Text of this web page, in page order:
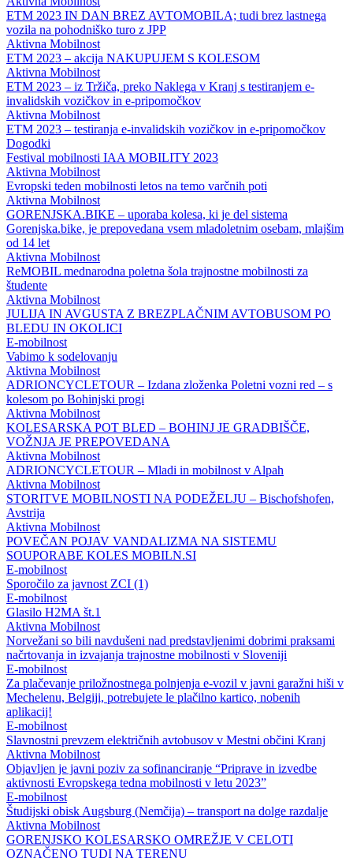
ETM 2023 IN DAN BREZ AVTOMOBILA; tudi brez lastnega
vozila na pohodniško turo z JPP
Aktivna Mobilnost
ETM 2023 – akcija NAKUPUJEM S KOLESOM
Aktivna Mobilnost
ETM 2023 – iz Tržiča, preko Naklega v Kranj s testiranjem e-
invalidskih vozičkov in e-pripomočkov
Aktivna Mobilnost
ETM 2023 – testiranja e-invalidskih vozičkov in e-pripomočkov
Dogodki
Festival mobilnosti IAA MOBILITY 2023
Aktivna Mobilnost
Evropski teden mobilnosti letos na temo varčnih poti
Aktivna Mobilnost
GORENJSKA.BIKE – uporaba kolesa, ki je del sistema
Gorenjska.bike, je prepovedana vsem mladoletnim osebam, mlajšim
od 14 let
Aktivna Mobilnost
ReMOBIL mednarodna poletna šola trajnostne mobilnosti za
študente
Aktivna Mobilnost
JULIJA IN AVGUSTA Z BREZPLAČNIM AVTOBUSOM PO
BLEDU IN OKOLICI
E-mobilnost
Vabimo k sodelovanju
Aktivna Mobilnost
ADRIONCYCLETOUR – Izdana zloženka Poletni vozni red – s
kolesom po Bohinjski progi
Aktivna Mobilnost
KOLESARSKA POT BLED – BOHINJ JE GRADBIŠČE,
VOŽNJA JE PREPOVEDANA
Aktivna Mobilnost
ADRIONCYCLETOUR – Mladi in mobilnost v Alpah
Aktivna Mobilnost
STORITVE MOBILNOSTI NA PODEŽELJU – Bischofshofen,
Avstrija
Aktivna Mobilnost
POVEČAN POJAV VANDALIZMA NA SISTEMU
SOUPORABE KOLES MOBILN.SI
E-mobilnost
Sporočilo za javnost ZCI (1)
E-mobilnost
Glasilo H2MA št.1
Aktivna Mobilnost
Norvežani so bili navdušeni nad predstavljenimi dobrimi praksami
načrtovanja in izvajanja trajnostne mobilnosti v Sloveniji
E-mobilnost
Za plačevanje priložnostnega polnjenja e-vozil v javni garažni hiši v
Mechelenu, Belgiji, potrebujete le plačilno kartico, nobenih
aplikacij!
E-mobilnost
Slavnostni prevzem električnih avtobusov v Mestni občini Kranj
Aktivna Mobilnost
Objavljen je javni poziv za sofinanciranje “Priprave in izvedbe
aktivnosti Evropskega tedna mobilnosti v letu 2023”
E-mobilnost
Študijski obisk Augsburg (Nemčija) – transport na dolge razdalje
Aktivna Mobilnost
GORENJSKO KOLESARSKO OMREŽJE V CELOTI
OZNAČENO TUDI NA TERENU